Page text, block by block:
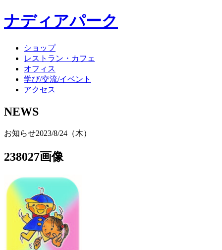
ナディアパーク
ショップ
レストラン・カフェ
オフィス
学び/交流/イベント
アクセス
NEWS
お知らせ2023/8/24（木）
238027画像